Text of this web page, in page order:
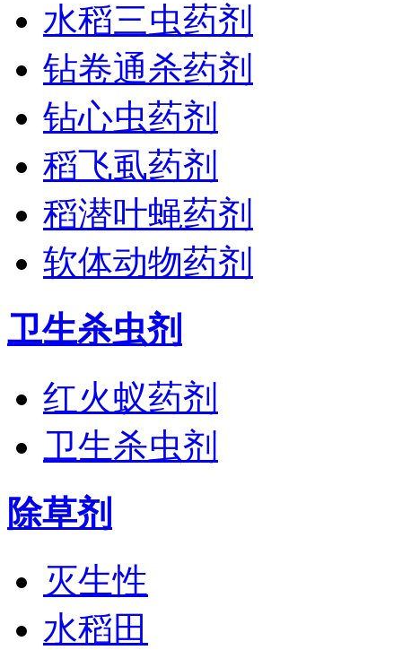
水稻三虫药剂
钻卷通杀药剂
钻心虫药剂
稻飞虱药剂
稻潜叶蝇药剂
软体动物药剂
卫生杀虫剂
红火蚁药剂
卫生杀虫剂
除草剂
灭生性
水稻田